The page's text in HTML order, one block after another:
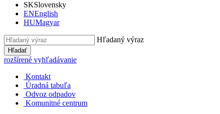
SKSlovensky
ENEnglish
HUMagyar
Hľadaný výraz
Hľadať
rozšírené vyhľadávanie
Kontakt
Úradná tabuľa
Odvoz odpadov
Komunitné centrum